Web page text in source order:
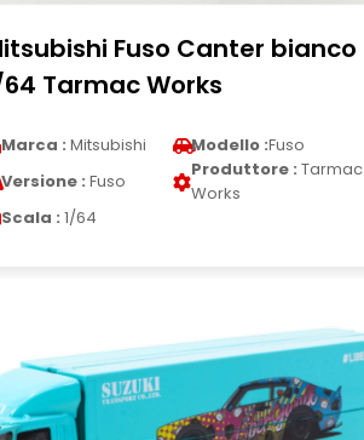
Fuso Canter bianco
64 Tarmac Works
Marca : Mitsubishi Modello :Fuso
Versione : Fuso
Produttore : Tarmac
Works
Scala : 1/64